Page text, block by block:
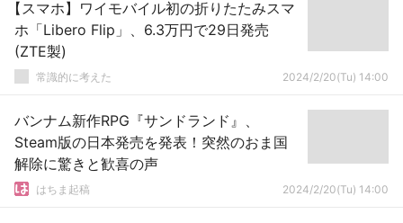
【スマホ】ワイモバイル初の折りたたみスマ
ホ「Libero Flip」、6.3万円で29日発売
(ZTE製)
常識的に考えた 2024/2/20(Tu) 14:00
バンナム新作RPG『サンドランド』、
Steam版の日本発売を発表！突然のおま国
解除に驚きと歓喜の声
はちま起稿 2024/2/20(Tu) 14:00